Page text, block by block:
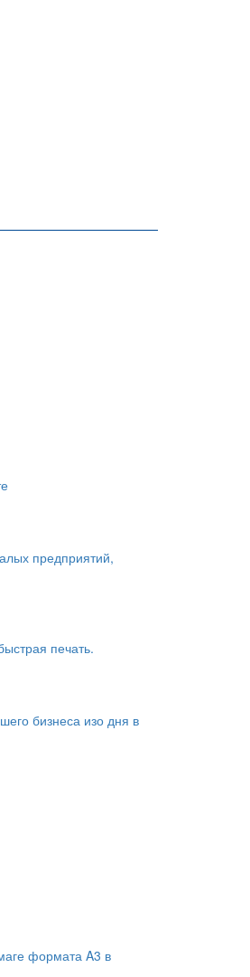
предприятий,
печать.
бизнеса изо дня в
формата A3 в